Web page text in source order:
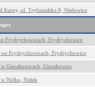
Karny, ul. Trybunalska 8, Wadowice
Frydrychowicach, Frydrychowice
Frydrychowicach, Frydrychowice
Gierałtowicach, Gierałtowice
Nidku, Nidek